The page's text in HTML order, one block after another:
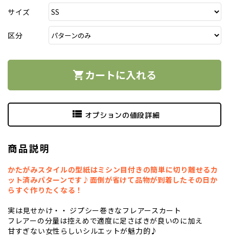
サイズ
区分
shopping_cart カートに入れる
view_list オプションの値段詳細
商品説明
かたがみスタイルの型紙はミシン目付きの簡単に切り離せるカ
ット済みパターンです♪面倒が省けて品物が到着したその日か
らすぐ作りたくなる！
実は見せかけ・・ ジプシー巻きなフレアースカート
フレアーの分量は控えめで適度に足さばきが良いのに加え
甘すぎない女性らしいシルエットが魅力的♪